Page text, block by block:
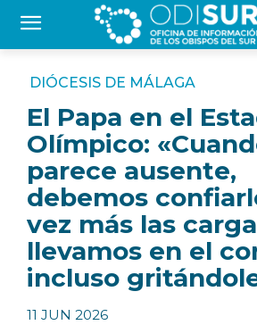
DIÓCESIS DE MÁLAGA
El Papa en el
Olímpico:
parece ausente,
debemos
vez más las
llevamos en el
incluso
11 JUN 2026